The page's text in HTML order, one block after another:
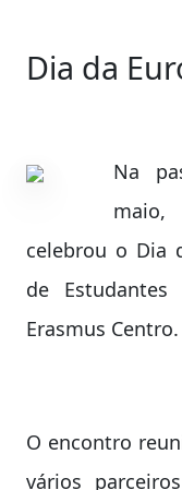
Dia da
Na
celebrou o Dia
de Estudantes
Erasmus Centro.
O encontro
vários